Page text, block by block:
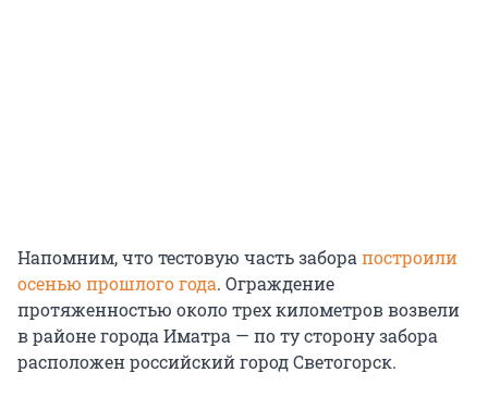
Напомним, что тестовую часть забора построили
осенью прошлого года. Ограждение
протяженностью около трех километров возвели
в районе города Иматра — по ту сторону забора
расположен российский город Светогорск.